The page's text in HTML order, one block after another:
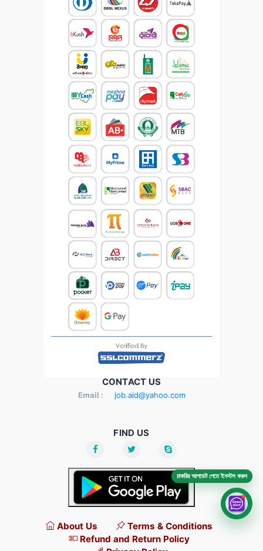
CONTACT US
Email : job.aid@yahoo.com
FIND US
About Us
Terms & Conditions
Refund and Return Policy
চাকরির আপডেট পেতে ইনস্টল করুন